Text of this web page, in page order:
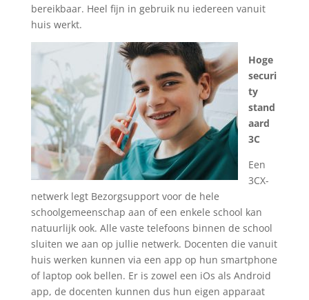
bereikbaar. Heel fijn in gebruik nu iedereen vanuit
huis werkt.
Hoge
securi
ty
stand
aard
3C
Een
3CX-
netwerk legt Bezorgsupport voor de hele
schoolgemeenschap aan of een enkele school kan
natuurlijk ook. Alle vaste telefoons binnen de school
sluiten we aan op jullie netwerk. Docenten die vanuit
huis werken kunnen via een app op hun smartphone
of laptop ook bellen. Er is zowel een iOs als Android
app, de docenten kunnen dus hun eigen apparaat